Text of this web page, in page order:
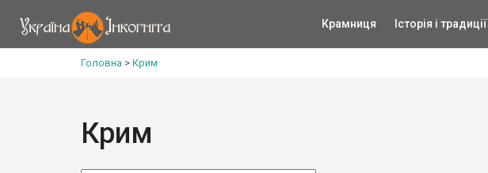
Крамниця Історія і традиції
Головна > Крим
Крим